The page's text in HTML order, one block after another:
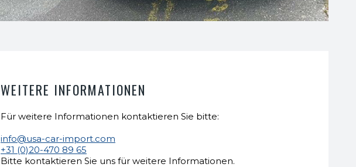
WEITERE INFORMATIONEN
Für weitere Informationen kontaktieren Sie bitte:
info@usa-car-import.com
+31 (0)20-470 89 65
Bitte kontaktieren Sie uns für weitere Informationen.